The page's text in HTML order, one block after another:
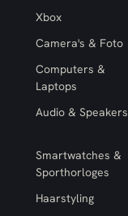
Xbox
Camera's & Foto
Computers &
Laptops
Audio & Speakers
Smartwatches &
Sporthorloges
Haarstyling